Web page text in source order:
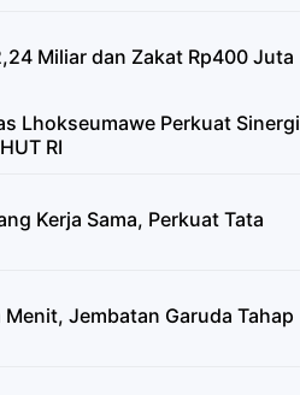
Miliar dan Zakat Rp400 Juta
Lhokseumawe Perkuat Sinergi
RI
Kerja Sama, Perkuat Tata
Jembatan Garuda Tahap